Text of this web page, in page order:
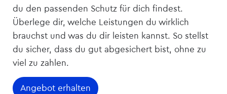
du den passenden Schutz für dich findest.
Überlege dir, welche Leistungen du wirklich
brauchst und was du dir leisten kannst. So stellst
du sicher, dass du gut abgesichert bist, ohne zu
viel zu zahlen.
Angebot erhalten